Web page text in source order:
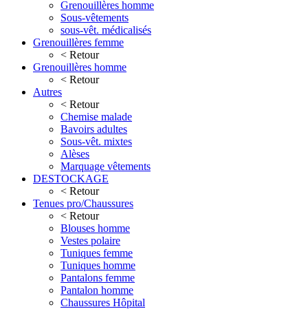
Grenouillères homme
Sous-vêtements
sous-vêt. médicalisés
Grenouillères femme
< Retour
Grenouillères homme
< Retour
Autres
< Retour
Chemise malade
Bavoirs adultes
Sous-vêt. mixtes
Alèses
Marquage vêtements
DESTOCKAGE
< Retour
Tenues pro/Chaussures
< Retour
Blouses homme
Vestes polaire
Tuniques femme
Tuniques homme
Pantalons femme
Pantalon homme
Chaussures Hôpital